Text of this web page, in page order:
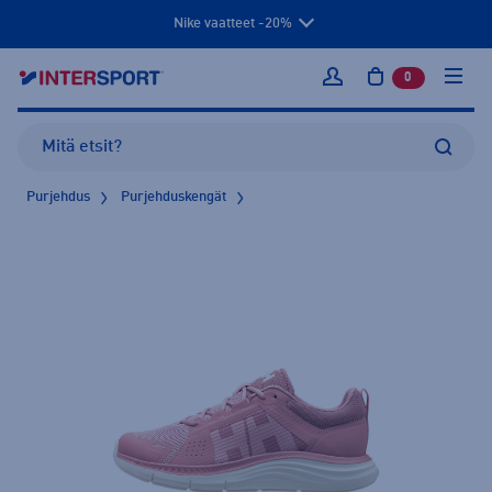
Nike vaatteet -20%
Kirjaudu sisään
0 tuotetta
Purjehdus Purjehduskengät